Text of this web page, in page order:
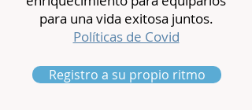
para una vida exitosa juntos.
Políticas de Covid
Registro a su propio ritmo